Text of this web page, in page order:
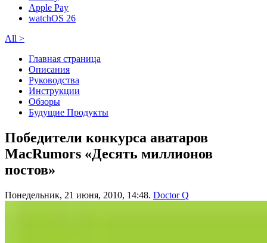
Apple Pay
watchOS 26
All >
Главная страница
Описания
Руководства
Инструкции
Обзоры
Будущие Продукты
Победители конкурса аватаров
MacRumors «Десять миллионов
постов»
Понедельник, 21 июня, 2010, 14:48. Doctor Q